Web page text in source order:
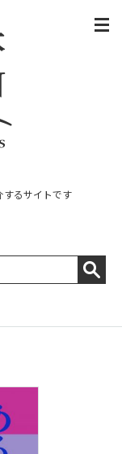
するサイトです